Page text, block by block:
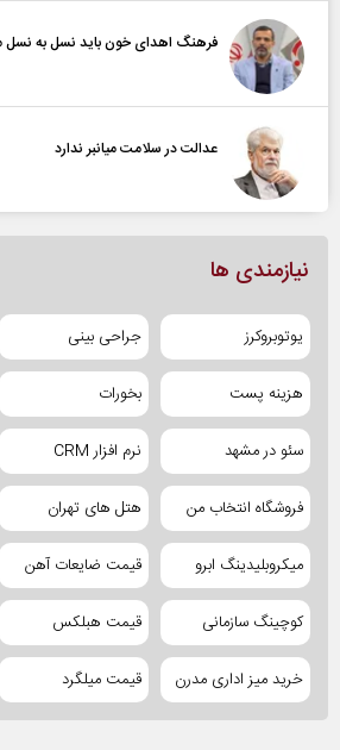
فرهنگ اهدای خون باید نسل به نسل
عدالت در سلامت میانبر ندارد
نیازمندی ها
یوتوبروکرز جراحی بینی
هزینه پست بخورات
سئو در مشهد نرم افزار CRM
فروشگاه انتخاب من هتل های تهران
میکروبلیدینگ ابرو قیمت ضایعات آهن
کوچینگ سازمانی قیمت هبلکس
خرید میز اداری مدرن قیمت میلگرد